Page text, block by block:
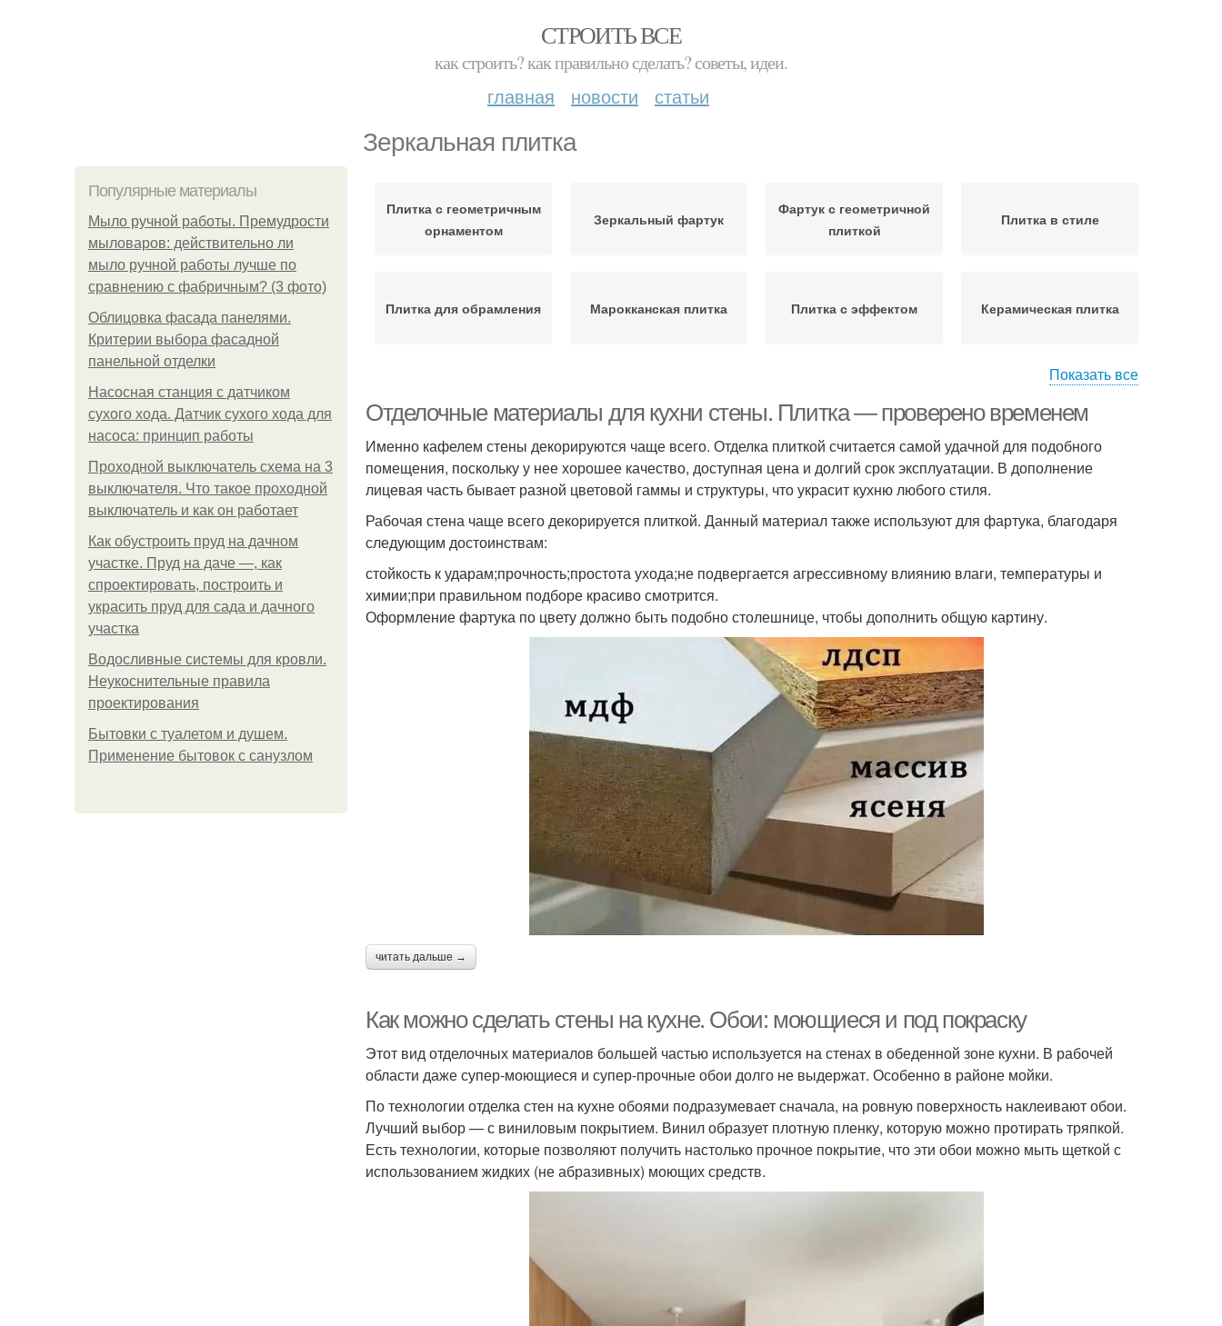
СТРОИТЬ ВСЕ
как строить? как правильно сделать? советы, идеи.
главная новости статьи
Зеркальная плитка
Популярные материалы
Мыло ручной работы. Премудрости
мыловаров: действительно ли
мыло ручной работы лучше по
сравнению с фабричным? (3 фото)
Облицовка фасада панелями.
Критерии выбора фасадной
панельной отделки
Насосная станция с датчиком
сухого хода. Датчик сухого хода для
насоса: принцип работы
Проходной выключатель схема на 3
выключателя. Что такое проходной
выключатель и как он работает
Как обустроить пруд на дачном
участке. Пруд на даче —, как
спроектировать, построить и
украсить пруд для сада и дачного
участка
Водосливные системы для кровли.
Неукоснительные правила
проектирования
Бытовки с туалетом и душем.
Применение бытовок с санузлом
Плитка с геометричным
орнаментом
Зеркальный фартук
Фартук с геометричной
плиткой
Плитка в стиле
Плитка для обрамления Марокканская плитка Плитка с эффектом Керамическая плитка
Показать все
Отделочные материалы для кухни стены. Плитка — проверено временем
Именно кафелем стены декорируются чаще всего. Отделка плиткой считается самой удачной для подобного
помещения, поскольку у нее хорошее качество, доступная цена и долгий срок эксплуатации. В дополнение
лицевая часть бывает разной цветовой гаммы и структуры, что украсит кухню любого стиля.
Рабочая стена чаще всего декорируется плиткой. Данный материал также используют для фартука, благодаря
следующим достоинствам:
стойкость к ударам;прочность;простота ухода;не подвергается агрессивному влиянию влаги, температуры и
химии;при правильном подборе красиво смотрится.
Оформление фартука по цвету должно быть подобно столешнице, чтобы дополнить общую картину.
читать дальше →
Как можно сделать стены на кухне. Обои: моющиеся и под покраску
Этот вид отделочных материалов большей частью используется на стенах в обеденной зоне кухни. В рабочей
области даже супер-моющиеся и супер-прочные обои долго не выдержат. Особенно в районе мойки.
По технологии отделка стен на кухне обоями подразумевает сначала, на ровную поверхность наклеивают обои.
Лучший выбор — с виниловым покрытием. Винил образует плотную пленку, которую можно протирать тряпкой.
Есть технологии, которые позволяют получить настолько прочное покрытие, что эти обои можно мыть щеткой с
использованием жидких (не абразивных) моющих средств.